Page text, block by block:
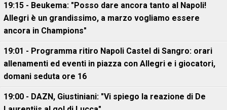
19:15 - Beukema: "Posso dare ancora tanto al Napoli!
Allegri è un grandissimo, a marzo vogliamo essere
ancora in Champions"
19:01 - Programma ritiro Napoli Castel di Sangro: orari
allenamenti ed eventi in piazza con Allegri e i giocatori,
domani seduta ore 16
19:00 - DAZN, Giustiniani: "Vi spiego la reazione di De